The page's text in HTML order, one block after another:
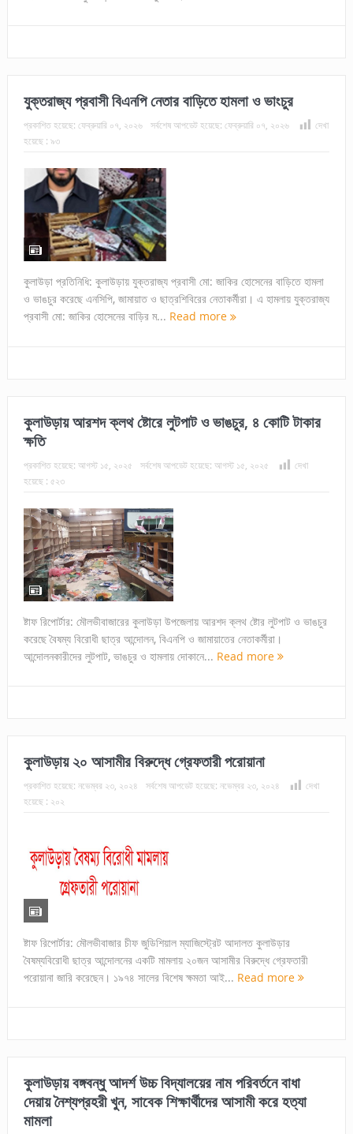
যুক্তরাজ্য প্রবাসী বিএনপি নেতার বাড়িতে হামলা ও ভাংচুর
প্রকাশিত হয়েছে: ফেব্রুয়ারি ০৭, ২০২৬ সর্বশেষ আপডেট হয়েছে: ফেব্রুয়ারি ০৭, ২০২৬
দেখা
হয়েছে : ৯৩
কুলাউড়া প্রতিনিধি: কুলাউড়ায় যুক্তরাজ্য প্রবাসী মো: জাকির হোসেনের বাড়িতে হামলা
ও ভাঙচুর করেছে এনসিপি, জামায়াত ও ছাত্রশিবিরের নেতাকর্মীরা। এ হামলায় যুক্তরাজ্য
প্রবাসী মো: জাকির হোসেনের বাড়ির ম... Read more
কুলাউড়ায় আরশদ ক্লথ ষ্টোরে লুটপাট ও ভাঙচুর, ৪ কোটি টাকার
ক্ষতি
প্রকাশিত হয়েছে: আগস্ট ১৫, ২০২৫ সর্বশেষ আপডেট হয়েছে: আগস্ট ১৫, ২০২৫
দেখা
হয়েছে : ৫২৩
ষ্টাফ রিপোর্টার: মৌলভীবাজারের কুলাউড়া উপজেলায় আরশদ ক্লথ ষ্টোর লুটপাট ও ভাঙচুর
করেছে বৈষম্য বিরোধী ছাত্র আন্দোলন, বিএনপি ও জামায়াতের নেতাকর্মীরা।
আন্দোলনকারীদের লুটপাট, ভাঙচুর ও হামলায় দোকানে... Read more
কুলাউড়ায় ২০ আসামীর বিরুদ্ধে গ্রেফতারী পরোয়ানা
প্রকাশিত হয়েছে: নভেম্বর ২৩, ২০২৪ সর্বশেষ আপডেট হয়েছে: নভেম্বর ২৩, ২০২৪
দেখা
হয়েছে : ২০২
ষ্টাফ রিপোর্টার: মৌলভীবাজার চীফ জুডিশিয়াল ম্যাজিস্ট্রেট আদালত কুলাউড়ার
বৈষম্যবিরোধী ছাত্র আন্দোলনের একটি মামলায় ২০জন আসামীর বিরুদ্ধে গ্রেফতারী
পরোয়ানা জারি করেছেন। ১৯৭৪ সালের বিশেষ ক্ষমতা আই... Read more
কুলাউড়ায় বঙ্গবন্ধু আদর্শ উচ্চ বিদ্যালয়ের নাম পরিবর্তনে বাধা
দেয়ায় নৈশ্যপ্রহরী খুন, সাবেক শিক্ষার্থীদের আসামী করে হত্যা
মামলা